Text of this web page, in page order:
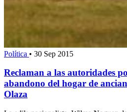
Política • 30 Sep 2015
Reclaman a las autoridades
abandono del hogar de
Olaza